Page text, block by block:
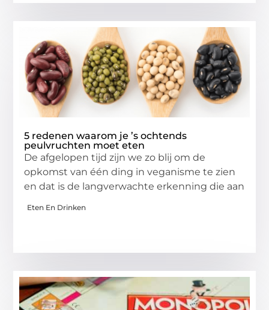
5 redenen waarom je ’s ochtends
peulvruchten moet eten
De afgelopen tijd zijn we zo blij om de
opkomst van één ding in veganisme te zien
en dat is de langverwachte erkenning die aan
Eten En Drinken